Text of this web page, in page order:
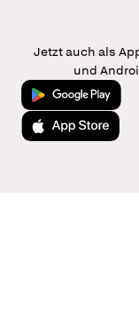
Jetzt auch als
und
Jetzt bei Google
Laden im App Store